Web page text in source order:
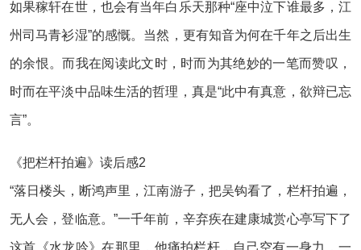
如果稼轩在世，也会有当年白乐天那种“座中泣下谁最多，江
州司马青衫湿”的感慨。当然，更有知音为何在千年之后出生
的余恨。而我在阅读此文时，时而为其绝妙的一笔而赞叹，
时而在平淡中品味生活的哲理，真是“此中有真意，欲辩已忘
言”。
《把栏杆拍遍》读后感2
“落日楼头，断鸿声里，江南游子，把吴钩看了，栏杆拍遍，
无人会，登临意。”一千年前，辛弃疾在建康城赏心亭写下了
这首《水龙吟》在那里，他痛拍栏杆，自己空有一身力，一